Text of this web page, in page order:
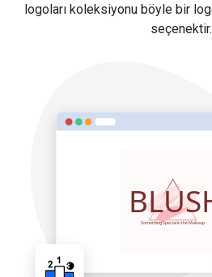
logoları koleksiyonu böyle bir
seçenektir.